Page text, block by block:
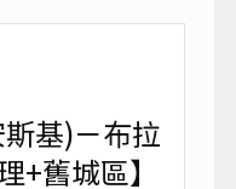
基)－布拉
+舊城區】